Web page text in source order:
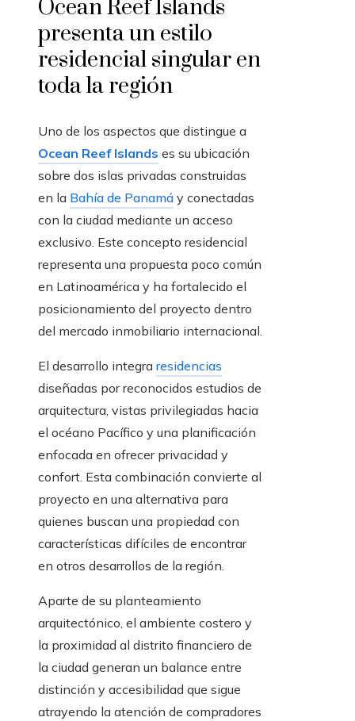
Ocean Reef Islands
presenta un estilo
residencial singular en
toda la región
Uno de los aspectos que distingue a
Ocean Reef Islands es su ubicación
sobre dos islas privadas construidas
en la Bahía de Panamá y conectadas
con la ciudad mediante un acceso
exclusivo. Este concepto residencial
representa una propuesta poco común
en Latinoamérica y ha fortalecido el
posicionamiento del proyecto dentro
del mercado inmobiliario internacional.
El desarrollo integra residencias
diseñadas por reconocidos estudios de
arquitectura, vistas privilegiadas hacia
el océano Pacífico y una planificación
enfocada en ofrecer privacidad y
confort. Esta combinación convierte al
proyecto en una alternativa para
quienes buscan una propiedad con
características difíciles de encontrar
en otros desarrollos de la región.
Aparte de su planteamiento
arquitectónico, el ambiente costero y
la proximidad al distrito financiero de
la ciudad generan un balance entre
distinción y accesibilidad que sigue
atrayendo la atención de compradores